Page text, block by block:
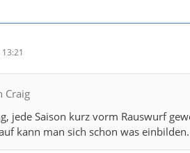
Craig
jede Saison kurz vorm Rauswurf
kann man sich schon was